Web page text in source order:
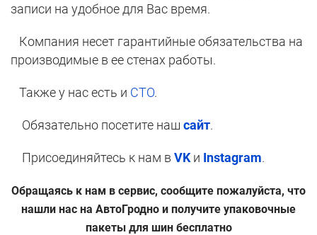
записи на удобное для Вас время.
Компания несет гарантийные обязательства на
производимые в ее стенах работы.
Также у нас есть и СТО.
Обязательно посетите наш сайт.
Присоединяйтесь к нам в VKи Instagram.
Обращаясь к нам в сервис, сообщите пожалуйста, что
нашли нас на АвтоГродно и получите упаковочные
пакеты для шин бесплатно